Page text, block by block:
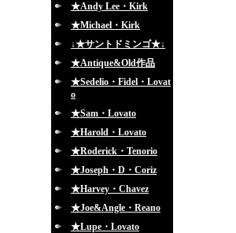
★Andy Lee・Kirk
★Michael・Kirk
↓★サントドミンゴ★↓
★Antique&Old作品
★Sedelio・Fidel・Lovat
o
★Sam・Lovato
★Harold・Lovato
★Roderick・Tenorio
★Joseph・D・Coriz
★Harvey・Chavez
★Joe&Angle・Reano
★Lupe・Lovato